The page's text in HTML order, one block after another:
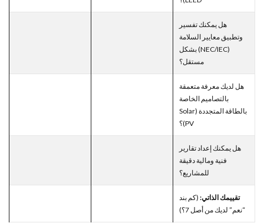
هل يمكنك تفسير
وتطبيق معايير السلامة
(NEC/IEC) بشكل
مستقل؟
هل لديك معرفة متعمقة
بالتصاميم الخاصة
بالطاقة المتجددة (Solar
PV)؟
هل يمكنك إعداد تقارير
فنية ومالية دقيقة
للمشاريع؟
تقييمك الذاتي: (كم بند
“نعم” لديك من أصل 7؟)